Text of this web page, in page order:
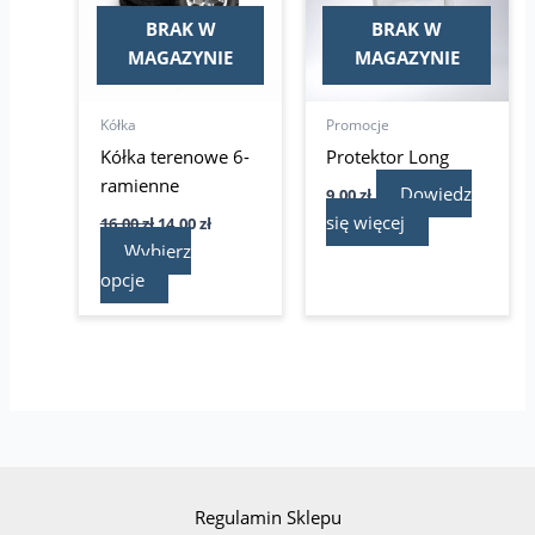
BRAK W
MAGAZYNIE
Kółka
Kółka terenowe 6-
ramienne
16,00zł14,00zł
Wybierz
opcje
wariantów.
Opcje
można
stronie
produktu
BRAK W
MAGAZYNIE
Promocje
Protektor Long
9,00zł
Dowiedz
się więcej
Regulamin Sklepu